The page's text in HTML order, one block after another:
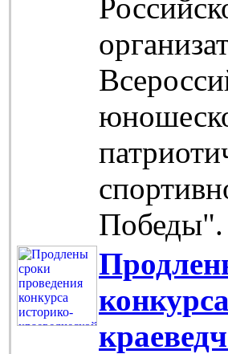
Победы".